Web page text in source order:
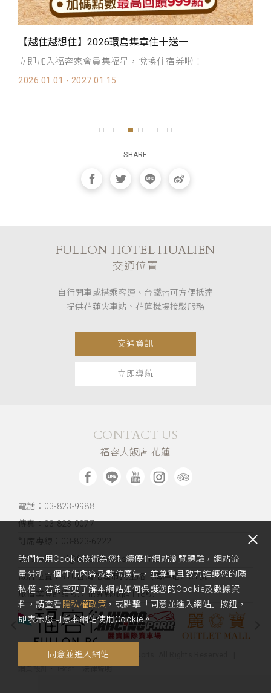
【越住越想住】2026環島集章住十送一
立即加入福容家會員集福星，兌換住宿券啦！
2026.01.01 - 2027.01.15
SHARE
FULLON HOTEL HUALIEN
交通位置
自行開車或搭乘客運、台鐵皆可方便抵達
提供花蓮火車站、花蓮機場接駁服務
交通資訊
立即導航
CONTACT US
福容大飯店 花蓮
電話：03-823-9988
傳真：03-823-0077
訂席專線：03-823-6222
客服信箱：hl@fullon-hotels.com.tw
飯店位置：970台灣花蓮市民生路（海岸路）51號
旅宿業登記證號：花蓮縣旅館118號
Copyright 2020 Fullon Hotels & Resorts. All Rights Reserved.
網頁設計‧iBest 法律聲明
我們使用Cookie技術為您持續優化網站瀏覽體驗，網站流
量分析、個性化內容及數位廣告，並尊重且致力維護您的隱
私權，若希望更了解本網站如何保護您的Cookie及數據資
料，請查看 隱私權政策 ，或點擊「同意並進入網站」按鈕，
即表示您同意本網站使用Cookie。
同意並進入網站